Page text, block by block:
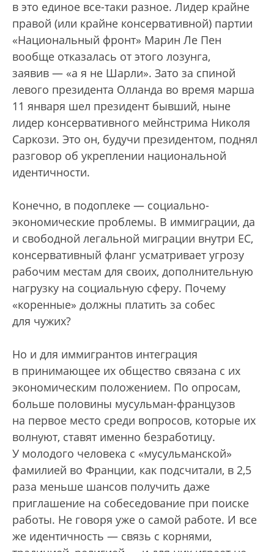
в это единое все-таки разное. Лидер крайне
правой (или крайне консервативной) партии
«Национальный фронт» Марин Ле Пен
вообще отказалась от этого лозунга,
заявив — «а я не Шарли». Зато за спиной
левого президента Олланда во время марша
11 января шел президент бывший, ныне
лидер консервативного мейнстрима Николя
Саркози. Это он, будучи президентом, поднял
разговор об укреплении национальной
идентичности.
Конечно, в подоплеке — социально-
экономические проблемы. В иммиграции, да
и свободной легальной миграции внутри ЕС,
консервативный фланг усматривает угрозу
рабочим местам для своих, дополнительную
нагрузку на социальную сферу. Почему
«коренные» должны платить за собес
для чужих?
Но и для иммигрантов интеграция
в принимающее их общество связана с их
экономическим положением. По опросам,
больше половины мусульман-французов
на первое место среди вопросов, которые их
волнуют, ставят именно безработицу.
У молодого человека с «мусульманской»
фамилией во Франции, как подсчитали, в 2,5
раза меньше шансов получить даже
приглашение на собеседование при поиске
работы. Не говоря уже о самой работе. И все
же идентичность — связь с корнями,